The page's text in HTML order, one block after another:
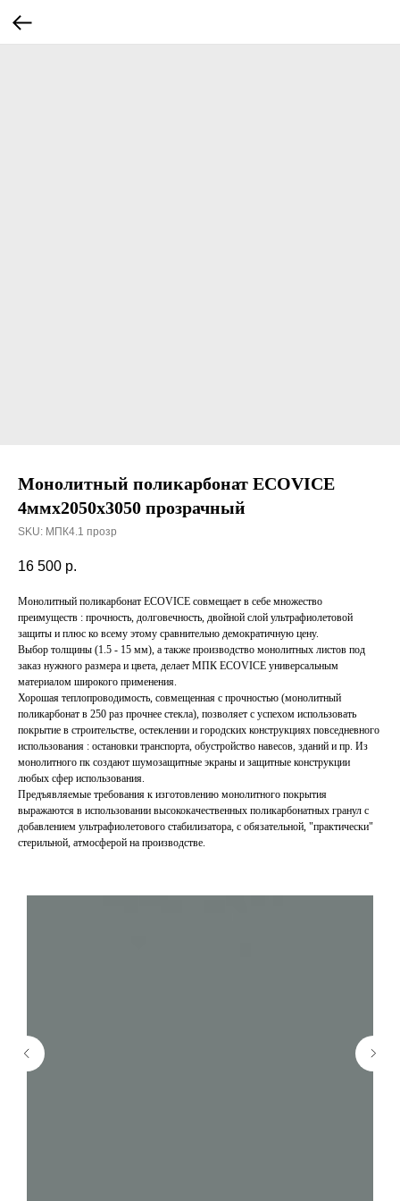
Монолитный поликарбонат ECOVICE
4ммх2050х3050 прозрачный
SKU: МПК4.1 прозр
16 500 р.
Монолитный поликарбонат ECOVICE совмещает в себе множество
преимуществ : прочность, долговечность, двойной слой ультрафиолетовой
защиты и плюс ко всему этому сравнительно демократичную цену.
Выбор толщины (1.5 - 15 мм), а также производство монолитных листов под
заказ нужного размера и цвета, делает МПК ECOVICE универсальным
материалом широкого применения.
Хорошая теплопроводимость, совмещенная с прочностью (монолитный
поликарбонат в 250 раз прочнее стекла), позволяет с успехом использовать
покрытие в строительстве, остеклении и городских конструкциях повседневного
использования : остановки транспорта, обустройство навесов, зданий и пр. Из
монолитного пк создают шумозащитные экраны и защитные конструкции
любых сфер использования.
Предъявляемые требования к изготовлению монолитного покрытия
выражаются в использовании высококачественных поликарбонатных гранул с
добавлением ультрафиолетового стабилизатора, с обязательной, "практически"
стерильной, атмосферой на производстве.